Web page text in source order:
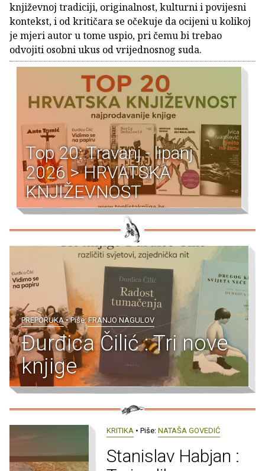
književnoj tradiciji, originalnost, kulturni i povijesni
kontekst, i od kritičara se očekuje da ocijeni u kolikoj
je mjeri autor u tome uspio, pri čemu bi trebao
odvojiti osobni ukus od vrijednosnog suda.
Top 20: Travanj - lipanj
2026 > HRVATSKA
KNJIŽEVNOST
PREPORUKA• Piše: FRANJO NAGULOV
Đurđica Čilić : Tri nove
knjige
KRITIKA• Piše: NATAŠA GOVEDIĆ
Stanislav Habjan :